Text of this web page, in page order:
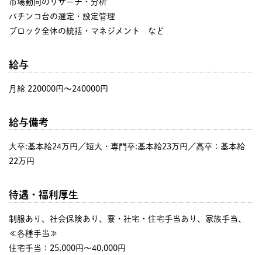
パチンコ台の選定・設定管理
ブロック全体の統括・マネジメント など
給与
月給 220000円〜240000円
給与備考
大卒:基本給24万円／短大・専門卒:基本給23万円／高卒：基本給
22万円
待遇・福利厚生
制服あり、社会保険あり、寮・社宅・住宅手当あり、家族手当、
≪各種手当≫
住宅手当：25,000円～40,000円